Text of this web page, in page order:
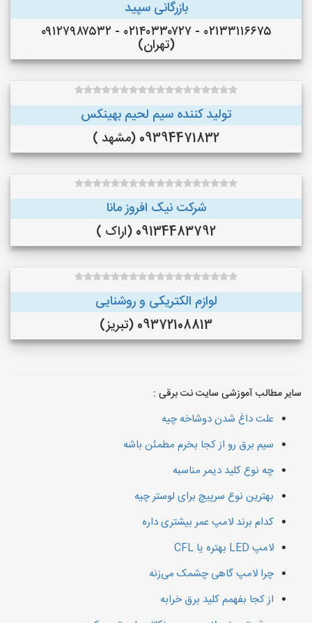
بازرگانی سپید
۰۲۱۳۳۱۱۶۶۷۵ - ۰۲۱۴۰۳۳۰۷۲۷ - ۰۹۱۲۷۹۸۷۵۳۲
(تهران)
تولید کننده سیم لحیم بهینکس
09394471832 (مشهد )
شرکت نیک افروز مانا
09134483792 (اراک )
لوازم الکتریکی و روشنایی
09372108813 (تبریز)
سایر مطالب آموزشی سایت نت برقی :
علت داغ شدن دوشاخه چیه
سیم برق رو از کجا بخرم مطمئن باشه
چه نوع کلید دیمر مناسبه
بهترین نوع سرپیچ برای لوستر چیه
کدام برند لامپ عمر بیشتری داره
لامپ LED بهتره یا CFL
چرا لامپ گاهی چشمک می‌زنه
از کجا بفهمم کلید برق خرابه